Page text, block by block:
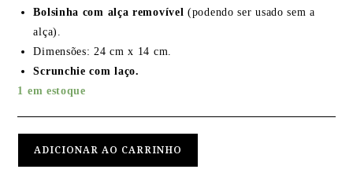
Bolsinha com alça removível (podendo ser usado sem a
alça).
Dimensões: 24 cm x 14 cm.
Scrunchie com laço.
1 em estoque
ADICIONAR AO CARRINHO